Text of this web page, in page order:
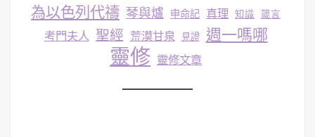
為以色列代禱 琴與爐 申命記 真理 知識 箴言
考門夫人 聖經 荒漠甘泉 見證 週一嗎哪
靈修 靈修文章